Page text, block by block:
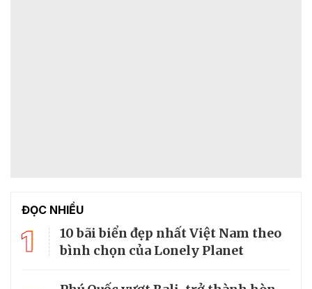
ĐỌC NHIỀU
1
10 bãi biển đẹp nhất Việt Nam theo
bình chọn của Lonely Planet